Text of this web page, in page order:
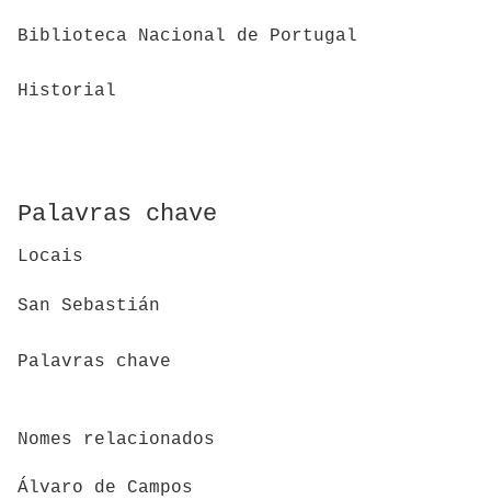
Biblioteca Nacional de Portugal
Historial
Palavras chave
Locais
San Sebastián
Palavras chave
Nomes relacionados
Álvaro de Campos